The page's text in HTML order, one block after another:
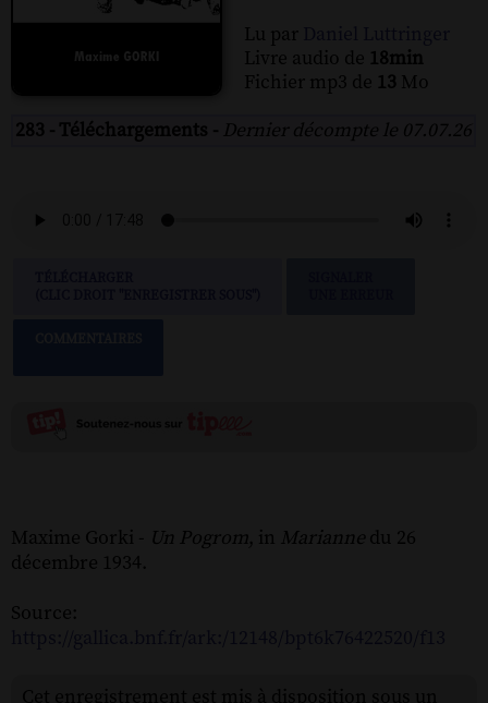
Lu par
Livre audio de 18min
Fichier mp3 de 13 Mo
283 - Téléchargements - Dernier décompte le 07.07.26
Maxime Gorki - Un Pogrom, in Marianne du 26
décembre 1934.
Source: